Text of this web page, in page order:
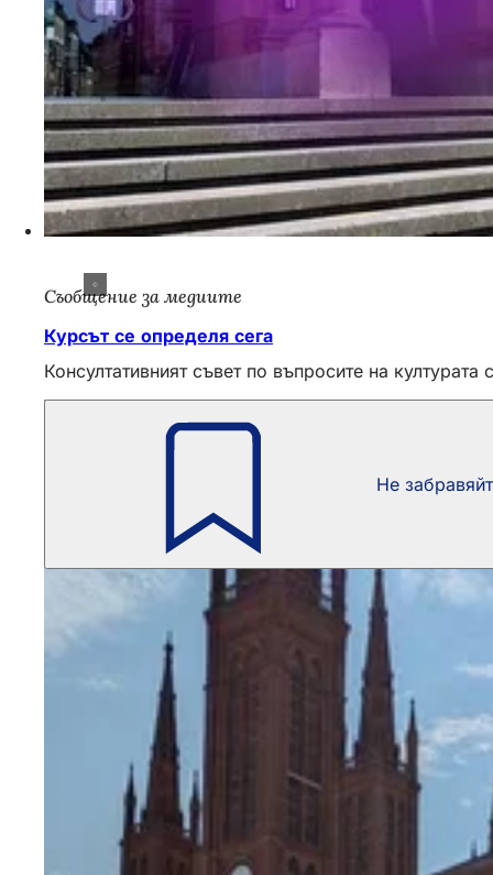
Съобщение за медиите
Курсът се определя сега
Консултативният съвет по въпросите на
Не